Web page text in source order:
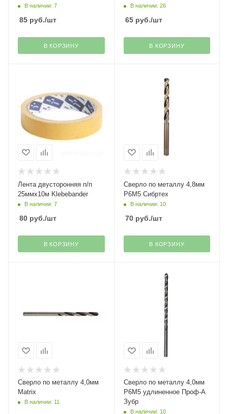
В наличии: 7
85 руб./шт
В КОРЗИНУ
В наличии: 26
65руб./шт
В КОРЗИНУ
Лента двусторонняя п/п
25ммх10м Klebebander
В наличии: 7
80 руб./шт
В КОРЗИНУ
Сверло по металлу 4,8мм
Р6М5 Сибртех
В наличии: 10
70руб./шт
В КОРЗИНУ
Сверло по металлу 4,0мм
Matrix
В наличии: 11
Сверло по металлу 4,0мм
Р6М5 удлиненное Проф-А
Зубр
В наличии: 10